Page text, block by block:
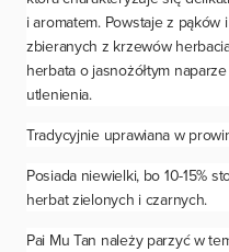
i aromatem. Powstaje z
zbieranych z krzewów
herbata o jasnożółtym
utlenienia.
Tradycyjnie uprawiana w
Posiada niewielki, bo 10-15%
herbat zielonych i czarnych.
Pai Mu Tan należy parzyć w